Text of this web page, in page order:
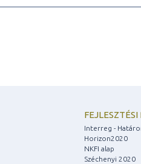
Interreg -
Horizon2020
NKFI alap
Széchenyi 2020